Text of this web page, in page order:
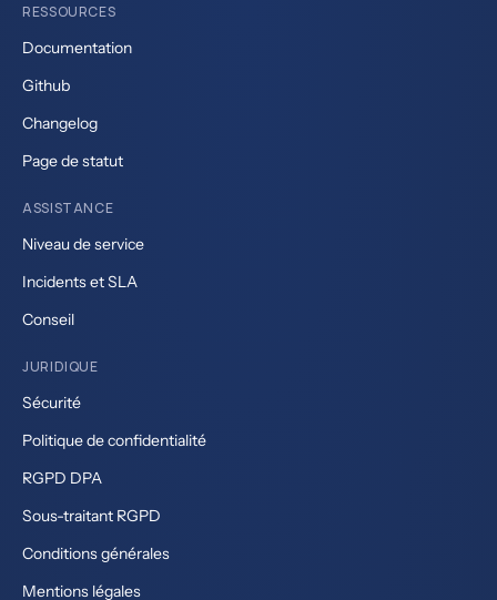
RESSOURCES
Documentation
Github
Changelog
Page de statut
ASSISTANCE
Niveau de service
Incidents et SLA
Conseil
JURIDIQUE
Sécurité
Politique de confidentialité
RGPD DPA
Sous-traitant RGPD
Conditions générales
Mentions légales